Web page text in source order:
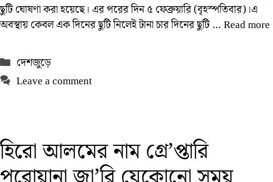
ছুটি ঘোষণা করা হয়েছে। এর পরের দিন ৫ ফেব্রুয়ারি (বৃহস্পতিবার)।এ
অবস্থায় কেবল এক দিনের ছুটি নিলেই টানা চার দিনের ছুটি …Read more
Categories
দেশজুড়ে
Leave a comment
হিরো আলমের নাম গ্রে’প্তারি